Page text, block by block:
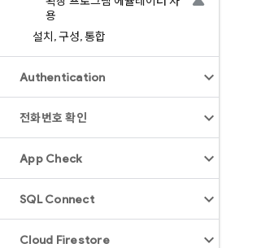
용
설치,구성,통합
Authentication
전화번호 확인
App Check
SQL Connect
Cloud Firestore